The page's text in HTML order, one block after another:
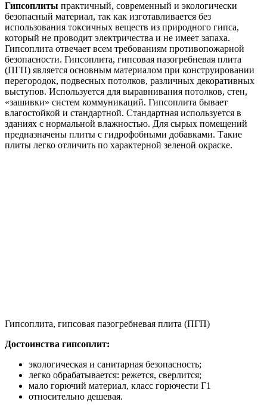
Гипсоплиты практичный, современный и экологически
безопасный материал, так как изготавливается без
использования токсичных веществ из природного гипса,
который не проводит электричества и не имеет запаха.
Гипсоплита отвечает всем требованиям противопожарной
безопасности. Гипсоплита, гипсовая пазогребневая плита
(ПГП) является основным материалом при конструировании
перегородок, подвесных потолков, различных декоративных
выступов. Используется для выравнивания потолков, стен,
«зашивки» систем коммуникаций. Гипсоплита бывает
влагостойкой и стандартной. Стандартная используется в
зданиях с нормальной влажностью. Для сырых помещений
предназначены плиты с гидрофобными добавками. Такие
плиты легко отличить по характерной зеленой окраске.
Гипсоплита, гипсовая пазогребневая плита (ПГП)
Достоинства гипсоплит:
экологическая и санитарная безопасность;
легко обрабатывается: режется, сверлится;
мало горючий материал, класс горючести Г1
относительно дешевая.